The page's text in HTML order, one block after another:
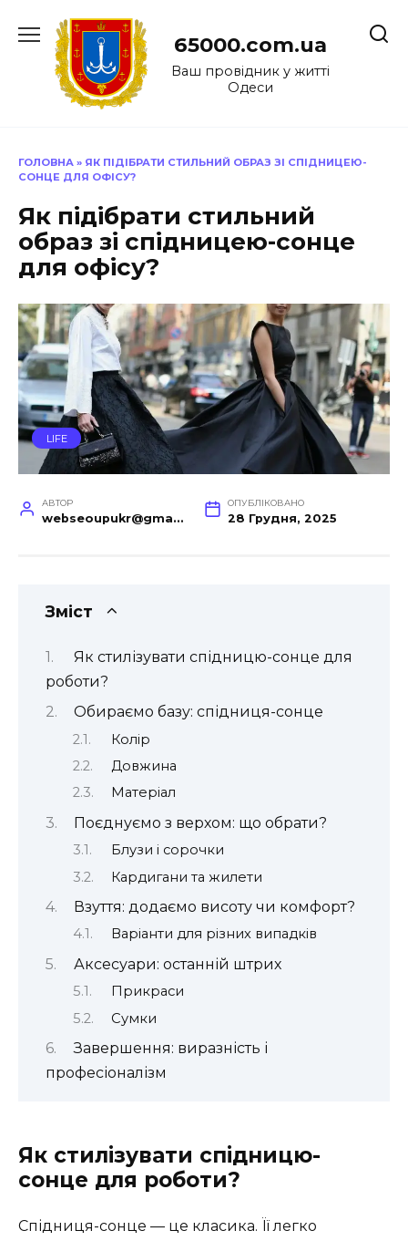
до
65000.com.ua
Ваш провідник у житті
Одеси
ГОЛОВНА » ЯК ПІДІБРАТИ СТИЛЬНИЙ ОБРАЗ ЗІ СПІДНИЦЕЮ-
СОНЦЕ ДЛЯ ОФІСУ?
Як підібрати стильний
образ зі спідницею-сонце
для офісу?
LIFE
АВТОР
webseoupukr@gmail.com
ОПУБЛІКОВАНО
28 Грудня, 2025
Зміст
Як стилізувати спідницю-сонце для
роботи?
Обираємо базу: спідниця-сонце
Колір
Довжина
Матеріал
Поєднуємо з верхом: що обрати?
Блузи і сорочки
Кардигани та жилети
Взуття: додаємо висоту чи комфорт?
Варіанти для різних випадків
Аксесуари: останній штрих
Прикраси
Сумки
Завершення: виразність і
професіоналізм
Як стилізувати спідницю-
сонце для роботи?
Спідниця-сонце — це класика. Її легко